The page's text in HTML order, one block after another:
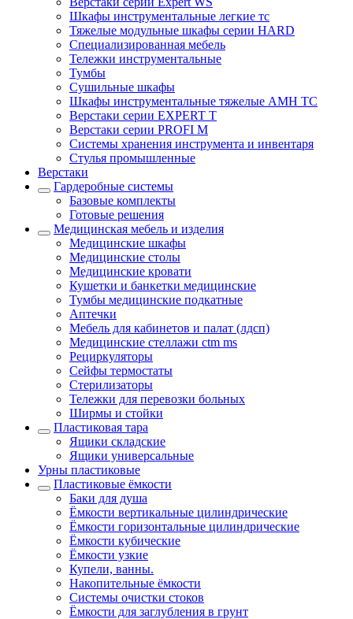
Шкафы инструментальные легкие тс
Тяжелые модульные шкафы серии HARD
Cпециализированная мебель
Тележки инструментальные
Тумбы
Cушильные шкафы
Шкафы инструментальные тяжелые AMH TC
Верстаки серии EXPERT T
Верстаки серии PROFI M
Системы хранения инструмента и инвентаря
Стулья промышленные
Верстаки
Гардеробные системы
Базовые комплекты
Готовые решения
Медицинская мебель и изделия
Медицинские шкафы
Медицинские столы
Медицинские кровати
Кушетки и банкетки медицинские
Тумбы медицинские подкатные
Аптечки
Мебель для кабинетов и палат (лдсп)
Медицинские стеллажи ctm ms
Рециркуляторы
Сейфы термостаты
Стерилизаторы
Тележки для перевозки больных
Ширмы и стойки
Пластиковая тара
Ящики складские
Ящики универсальные
Урны пластиковые
Пластиковые ёмкости
Баки для душа
Ёмкости вертикальные цилиндрические
Ёмкости горизонтальные цилиндрические
Ёмкости кубические
Ёмкости узкие
Купели, ванны.
Накопительные ёмкости
Системы очистки стоков
Ёмкости для заглубления в грунт